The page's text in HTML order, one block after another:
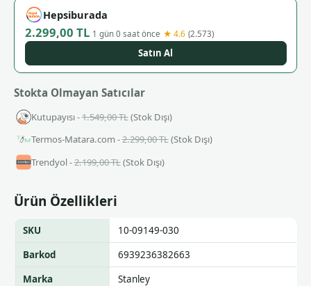
Hepsiburada
2.299,00 TL 1 gün 0 saat önce ★ 4.6 (2.573)
Satın Al
Stokta Olmayan Satıcılar
Kutupayısı -1.549,00 TL(Stok Dışı)
Termos-Matara.com -2.299,00 TL(Stok Dışı)
Trendyol -2.199,00 TL(Stok Dışı)
Ürün Özellikleri
SKU
10-09149-030
Barkod
6939236382663
Marka
Stanley